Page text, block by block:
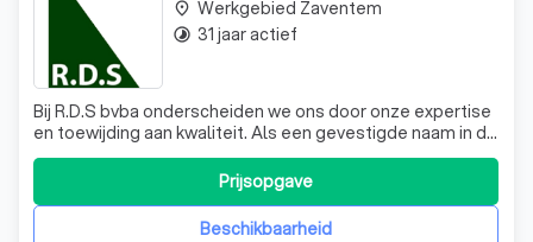
Bij R.D.S bvba onderscheiden we ons door onze expertise
en toewijding aan kwaliteit. Als een gevestigde naam in de
lokale markt, zijn we trots op onze reputatie voor
uitmuntendheid en betrouwbaarheid. Onze diensten zijn
ontworpen om aan uw specifieke behoeften te voldoen,
en we streven ernaar om elkBeschikbaarheid
Prijsopgave
place Werkgebied Zaventem
timelapse 31 jaar actief